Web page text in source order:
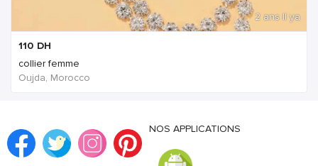
2 ans Il ya
110 DH
collier femme
Oujda, Morocco
NOS APPLICATIONS